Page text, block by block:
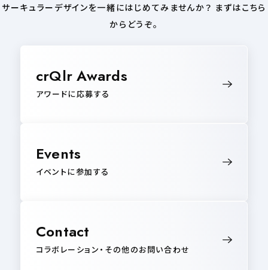
サーキュラーデザインを一緒にはじめてみませんか？ まずはこちら
からどうぞ。
crQlr Awards
アワードに応募する
Events
イベントに参加する
Contact
コラボレーション・その他のお問い合わせ